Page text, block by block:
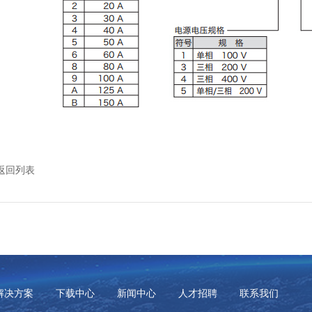
回列表
决方案 下载中心 新闻中心 人才招聘 联系我们